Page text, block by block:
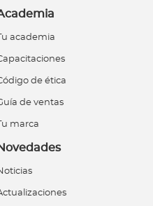
Tu academia
de ética
de ventas
Tu marca
Novedades